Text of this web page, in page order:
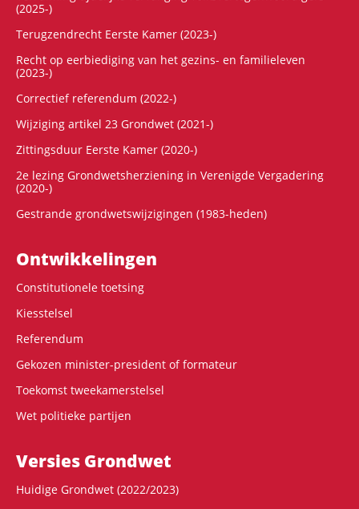
(2025-)
Terugzendrecht Eerste Kamer (2023-)
Recht op eerbiediging van het gezins- en familieleven
(2023-)
Correctief referendum (2022-)
Wijziging artikel 23 Grondwet (2021-)
Zittingsduur Eerste Kamer (2020-)
2e lezing Grondwetsherziening in Verenigde Vergadering
(2020-)
Gestrande grondwetswijzigingen (1983-heden)
Ontwikke­lingen
Constitutionele toetsing
Kiesstelsel
Referendum
Gekozen minister-president of formateur
Toekomst tweekamerstelsel
Wet politieke partijen
Versies Grondwet
Huidige Grondwet (2022/2023)